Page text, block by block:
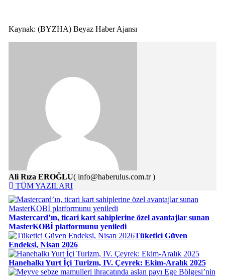
Kaynak: (BYZHA) Beyaz Haber Ajansı
Ali Rıza EROĞLU( info@haberulus.com.tr )
TÜM YAZILARI
Mastercard’ın, ticari kart sahiplerine özel avantajlar sunan
MasterKOBİ platformunu yeniledi
Tüketici Güven
Endeksi, Nisan 2026
Hanehalkı Yurt İçi Turizm, IV. Çeyrek: Ekim-Aralık 2025